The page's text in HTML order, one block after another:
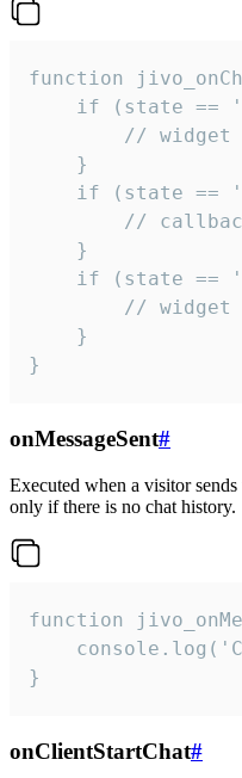
function
if (state ==
// widget
    }
if (state ==
//
    }
if (state ==
// widget
    }
}
onMessageSent#
Executed when a visitor
only if there is no chat history.
function
}
onClientStartChat#